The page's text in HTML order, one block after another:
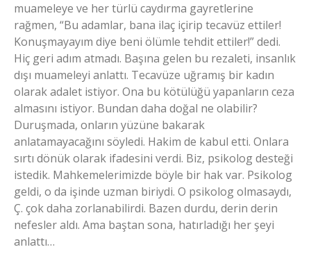
muameleye ve her türlü caydırma gayretlerine
rağmen, “Bu adamlar, bana ilaç içirip tecavüz ettiler!
Konuşmayayım diye beni ölümle tehdit ettiler!” dedi.
Hiç geri adım atmadı. Başına gelen bu rezaleti, insanlık
dışı muameleyi anlattı. Tecavüze uğramış bir kadın
olarak adalet istiyor. Ona bu kötülüğü yapanların ceza
almasını istiyor. Bundan daha doğal ne olabilir?
Duruşmada, onların yüzüne bakarak
anlatamayacağını söyledi. Hakim de kabul etti. Onlara
sırtı dönük olarak ifadesini verdi. Biz, psikolog desteği
istedik. Mahkemelerimizde böyle bir hak var. Psikolog
geldi, o da işinde uzman biriydi. O psikolog olmasaydı,
Ç. çok daha zorlanabilirdi. Bazen durdu, derin derin
nefesler aldı. Ama baştan sona, hatırladığı her şeyi
anlattı…